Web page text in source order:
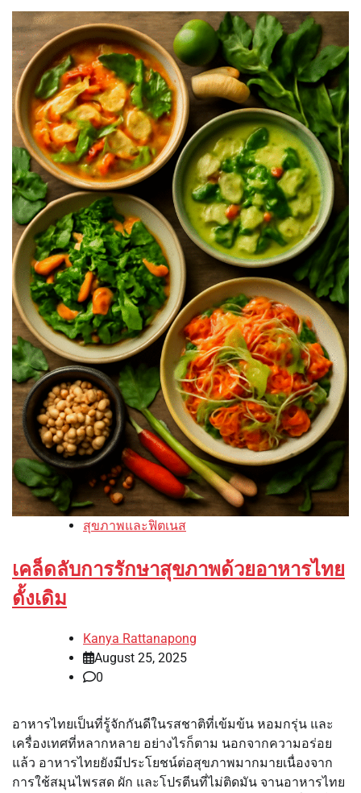
สุขภาพและฟิตเนส
เคล็ดลับการรักษาสุขภาพด้วยอาหารไทย
ดั้งเดิม
Kanya Rattanapong
August 25, 2025
0
อาหารไทยเป็นที่รู้จักกันดีในรสชาติที่เข้มข้น หอมกรุ่น และ
เครื่องเทศที่หลากหลาย อย่างไรก็ตาม นอกจากความอร่อย
แล้ว อาหารไทยยังมีประโยชน์ต่อสุขภาพมากมายเนื่องจาก
การใช้สมุนไพรสด ผัก และโปรตีนที่ไม่ติดมัน จานอาหารไทย